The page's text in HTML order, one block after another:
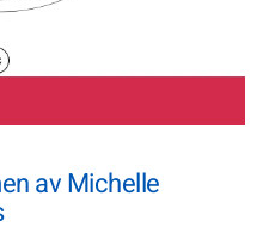
av Michelle